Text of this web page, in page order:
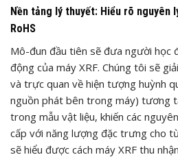
Nền tảng lý thuyết: Hiểu rõ nguyên
RoHS
Mô-đun đầu tiên sẽ đưa người học
động của máy XRF. Chúng tôi sẽ
và trực quan về hiện tượng huỳnh
nguồn phát bên trong máy) tương
trong mẫu vật liệu, khiến các
cấp với năng lượng đặc trưng cho
sẽ hiểu được cách máy XRF thu